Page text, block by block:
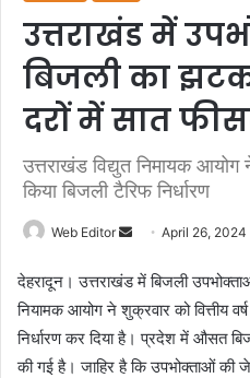
उत्तराखंड में
बिजली का
दरों में सात
उत्तराखंड विद्युत निमायक
किया बिजली टैरिफ निर्धारण
Web Editor
n
d
a
n
April 26, 2024
देहरादून। उत्तराखंड में बिजली
नियामक आयोग ने शुक्रवार को वित्तीय
निर्धारण कर दिया है। प्रदेश में औसत
की गई है। जाहिर है कि उपभोक्ताओं की